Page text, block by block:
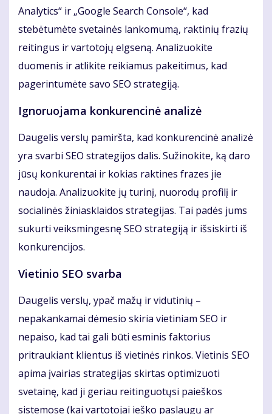
Analytics“ ir „Google Search Console“, kad
stebėtumėte svetainės lankomumą, raktinių frazių
reitingus ir vartotojų elgseną. Analizuokite
duomenis ir atlikite reikiamus pakeitimus, kad
pagerintumėte savo SEO strategiją.
Ignoruojama konkurencinė analizė
Daugelis verslų pamiršta, kad konkurencinė analizė
yra svarbi SEO strategijos dalis. Sužinokite, ką daro
jūsų konkurentai ir kokias raktines frazes jie
naudoja. Analizuokite jų turinį, nuorodų profilį ir
socialinės žiniasklaidos strategijas. Tai padės jums
sukurti veiksmingesnę SEO strategiją ir išsiskirti iš
konkurencijos.
Vietinio SEO svarba
Daugelis verslų, ypač mažų ir vidutinių –
nepakankamai dėmesio skiria vietiniam SEO ir
nepaiso, kad tai gali būti esminis faktorius
pritraukiant klientus iš vietinės rinkos. Vietinis SEO
apima įvairias strategijas skirtas optimizuoti
svetainę, kad ji geriau reitinguotųsi paieškos
sistemose (kai vartotojai ieško paslaugų ar